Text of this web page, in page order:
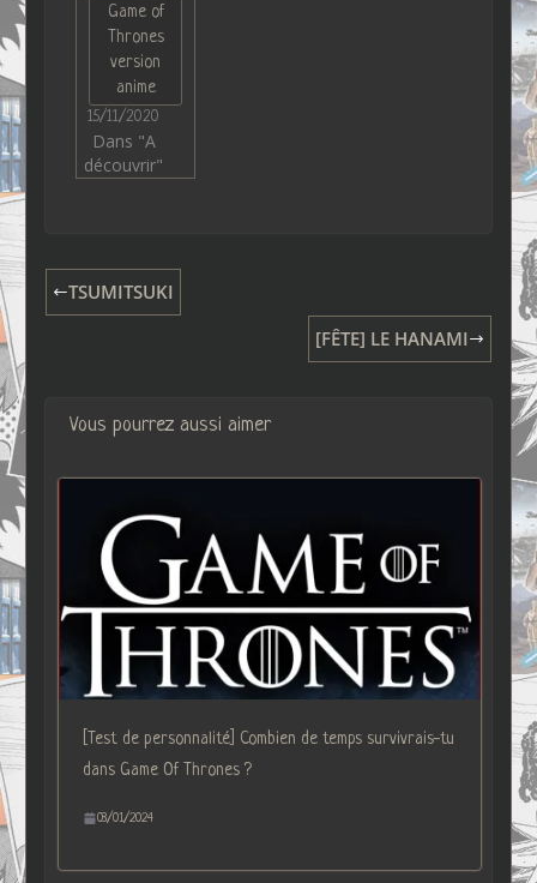
Game of
Thrones
version
anime
15/11/2020
Dans "A
découvrir"
TSUMITSUKI
[FÊTE] LE HANAMI
Vous pourrez aussi aimer
[Test de personnalité] Combien de temps survivrais-tu
dans Game Of Thrones ?
03/01/2024